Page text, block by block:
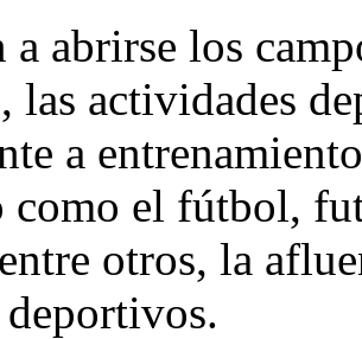
a abrirse los
las actividades
a
como el fútbol,
otros, la
deportivos.